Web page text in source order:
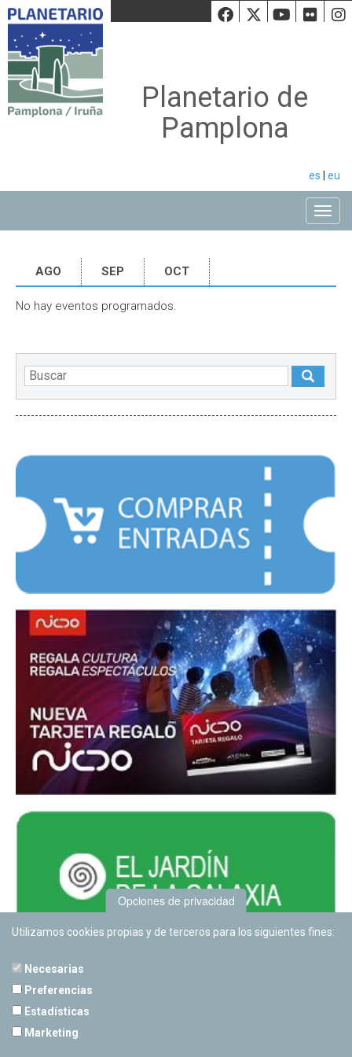
Facebook
Twiiter
Planetario de
Pamplona
es eu
AGO SEP OCT
No hay eventos programados.
Opciones de privacidad
Utilizamos cookies propias y de terceros para los siguientes fines:
Necesarias
Preferencias
Estadísticas
Marketing